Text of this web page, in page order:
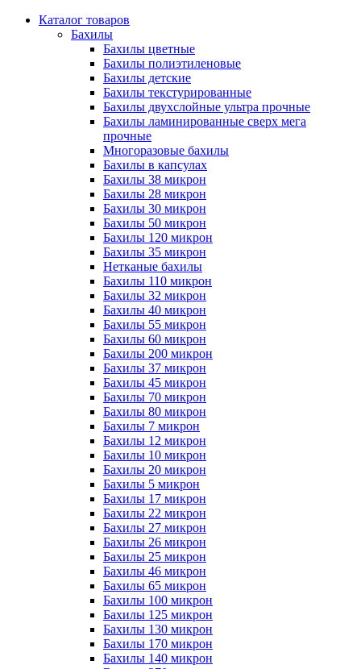
Каталог товаров
Бахилы
Бахилы цветные
Бахилы полиэтиленовые
Бахилы детские
Бахилы текстурированные
Бахилы двухслойные ультра прочные
Бахилы ламинированные сверх мега
прочные
Многоразовые бахилы
Бахилы в капсулах
Бахилы 38 микрон
Бахилы 28 микрон
Бахилы 30 микрон
Бахилы 50 микрон
Бахилы 120 микрон
Бахилы 35 микрон
Нетканые бахилы
Бахилы 110 микрон
Бахилы 32 микрон
Бахилы 40 микрон
Бахилы 55 микрон
Бахилы 60 микрон
Бахилы 200 микрон
Бахилы 37 микрон
Бахилы 45 микрон
Бахилы 70 микрон
Бахилы 80 микрон
Бахилы 7 микрон
Бахилы 12 микрон
Бахилы 10 микрон
Бахилы 20 микрон
Бахилы 5 микрон
Бахилы 17 микрон
Бахилы 22 микрон
Бахилы 27 микрон
Бахилы 26 микрон
Бахилы 25 микрон
Бахилы 46 микрон
Бахилы 65 микрон
Бахилы 100 микрон
Бахилы 125 микрон
Бахилы 130 микрон
Бахилы 170 микрон
Бахилы 140 микрон